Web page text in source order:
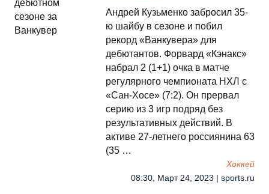
Андрей Кузьменко забросил 35-
ю шайбу в сезоне и побил
рекорд «Ванкувера» для
дебютантов. Форвард «Кэнакс»
набрал 2 (1+1) очка в матче
регулярного чемпионата НХЛ с
«Сан-Хосе» (7:2). Он прервал
серию из 3 игр подряд без
результативных действий. В
активе 27-летнего россиянина 63
(35 …
Хоккей
08:30, Март 24, 2023 | sports.ru